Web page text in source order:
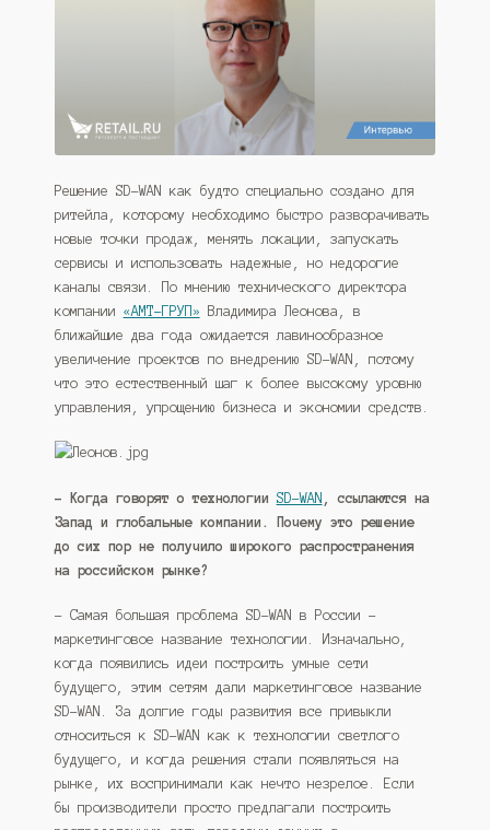
Решение SD-WAN как будто специально создано для
ритейла, которому необходимо быстро разворачивать
новые точки продаж, менять локации, запускать
сервисы и использовать надежные, но недорогие
каналы связи. По мнению технического директора
компании «АМТ-ГРУП» Владимира Леонова, в
ближайшие два года ожидается лавинообразное
увеличение проектов по внедрению SD-WAN, потому
что это естественный шаг к более высокому уровню
управления, упрощению бизнеса и экономии средств.
– Когда говорят о технологии SD-WAN
, ссылаются на
Запад и глобальные компании. Почему это решение
до сих пор не получило широкого распространения
на российском рынке?
– Самая большая проблема SD-WAN в России –
маркетинговое название технологии. Изначально,
когда появились идеи построить умные сети
будущего, этим сетям дали маркетинговое название
SD-WAN. За долгие годы развития все привыкли
относиться к SD-WAN как к технологии светлого
будущего, и когда решения стали появляться на
рынке, их воспринимали как нечто незрелое. Если
бы производители просто предлагали построить